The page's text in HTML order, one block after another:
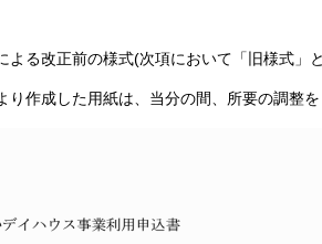
よる改正前の様式(次項において「旧様式」
作成した用紙は、当分の間、所要の調整を